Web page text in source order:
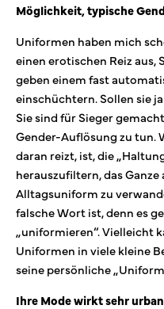
Möglichkeit, typische
Uniformen haben mich
einen erotischen Reiz aus,
geben einem fast
einschüchtern. Sollen sie
Sie sind für Sieger
Gender-Auflösung zu tun.
daran reizt, ist, die
herauszufiltern, das
Alltagsuniform zu
falsche Wort ist, denn es
„uniformieren“. Vielleicht
Uniformen in viele kleine
seine persönliche
Ihre Mode wirkt sehr